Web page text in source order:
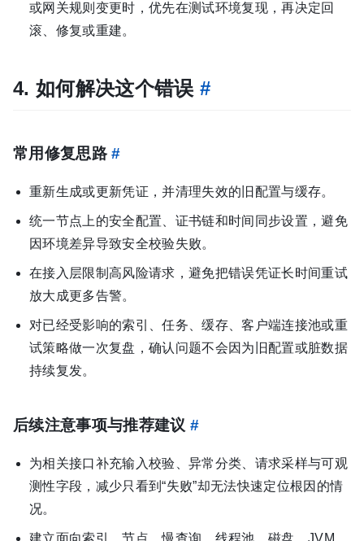
或网关规则变更时，优先在测试环境复现，再决定回
滚、修复或重建。
4. 如何解决这个错误 #
常用修复思路#
重新生成或更新凭证，并清理失效的旧配置与缓存。
统一节点上的安全配置、证书链和时间同步设置，避免
因环境差异导致安全校验失败。
在接入层限制高风险请求，避免把错误凭证长时间重试
放大成更多告警。
对已经受影响的索引、任务、缓存、客户端连接池或重
试策略做一次复盘，确认问题不会因为旧配置或脏数据
持续复发。
后续注意事项与推荐建议 #
为相关接口补充输入校验、异常分类、请求采样与可观
测性字段，减少只看到“失败”却无法快速定位根因的情
况。